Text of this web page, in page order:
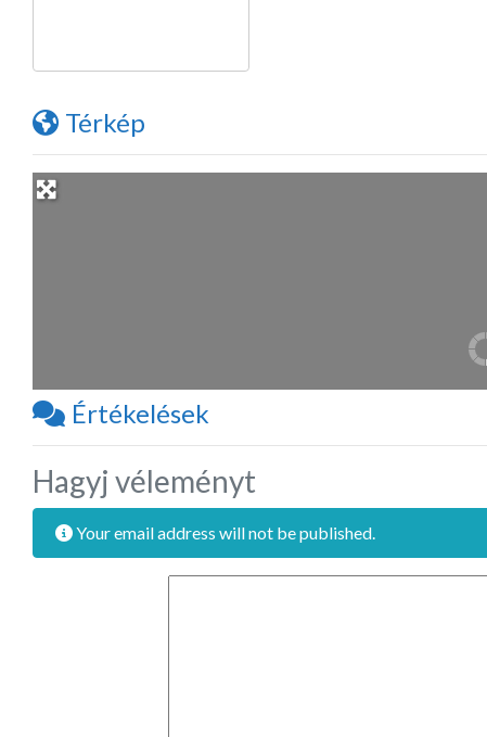
Térkép
Értékelések
Hagyj véleményt
Your email address will not be published.